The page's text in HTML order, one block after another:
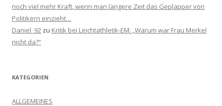
noch viel mehr Kraft, wenn man längere Zeit das Geplapper von
Politikern einzieht…
Daniel_92 zu Kritik bei Leichtathletik-EM: „Warum war Frau Merkel
nicht da?“
KATEGORIEN
ALLGEMEINES